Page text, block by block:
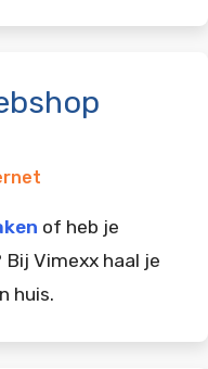
of heb je
Bij Vimexx haal je
huis.